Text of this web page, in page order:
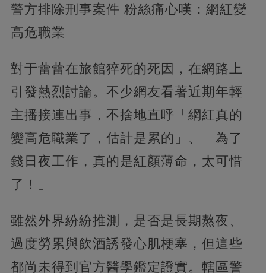
警方排除刑事案件 粉絲痛心嘆：網紅變
高危職業
對于蕾蕾在旅館猝死的死因，在網路上
引發熱烈討論。不少網友看著近期年輕
主播接連出事，不捨地直呼「網紅真的
變高危職業了，估計是累的」、「為了
錢日夜工作，真的是紅顏薄命，太可惜
了！」
雖然外界紛紛推測，是否是長期熬夜、
過度勞累與飲酒誘發心肌梗塞，但這些
都尚未得到官方醫學鑑定證實。轄區警